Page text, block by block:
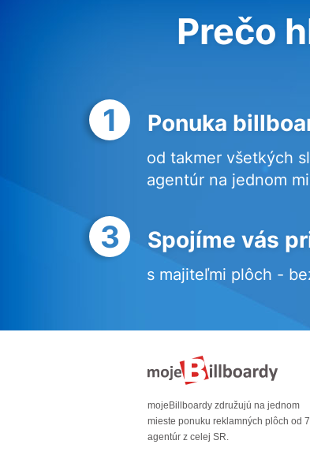
Prečo
1 Ponuka
od takmer všetkých
agentúr na jednom
3 Spojíme vás
s majiteľmi plôch -
mojeBillboardy združujú na jednom
mieste ponuku reklamných plôch od
agentúr z celej SR.